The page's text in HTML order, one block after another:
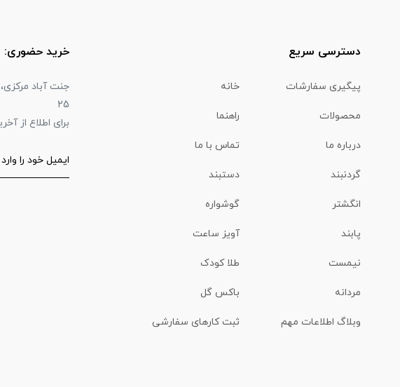
دسترسی سریع
پیگیری سفارشات خانه
محصولات راهنما
درباره ما تماس با ما
گردنبند دستبند
انگشتر گوشواره
پابند آویز ساعت
نیمست طلا کودک
مردانه باکس گل
وبلاگ اطلاعات مهم ثبت کارهای سفارشی
خرید حضوری:
جنت آباد
25
برای اطلاع از